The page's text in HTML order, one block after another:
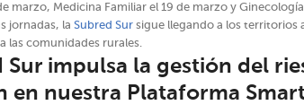
marzo, Medicina Familiar el 19 de marzo y
jornadas, la Subred Sur sigue llegando a los territorios
las comunidades rurales.
Sur impulsa la gestión del
en nuestra Plataforma